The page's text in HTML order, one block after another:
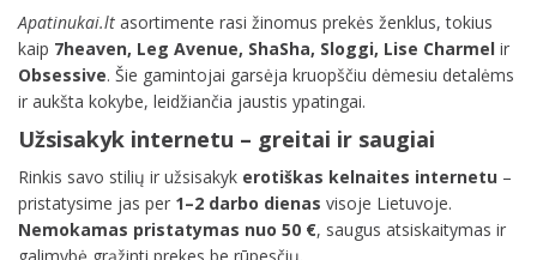
Apatinukai.lt asortimente rasi žinomus prekės ženklus, tokius
kaip 7heaven, Leg Avenue, ShaSha, Sloggi, Lise Charmel ir
Obsessive. Šie gamintojai garsėja kruopščiu dėmesiu detalėms
ir aukšta kokybe, leidžiančia jaustis ypatingai.
Užsisakyk internetu – greitai ir saugiai
Rinkis savo stilių ir užsisakyk erotiškas kelnaites internetu –
pristatysime jas per 1–2 darbo dienas visoje Lietuvoje.
Nemokamas pristatymas nuo 50 €, saugus atsiskaitymas ir
galimybė grąžinti prekes be rūpesčių.